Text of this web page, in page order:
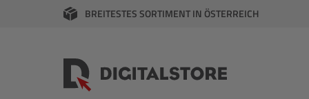
Zur Hauptnavigation springen
BREITESTES SORTIMENT IN ÖSTERREICH